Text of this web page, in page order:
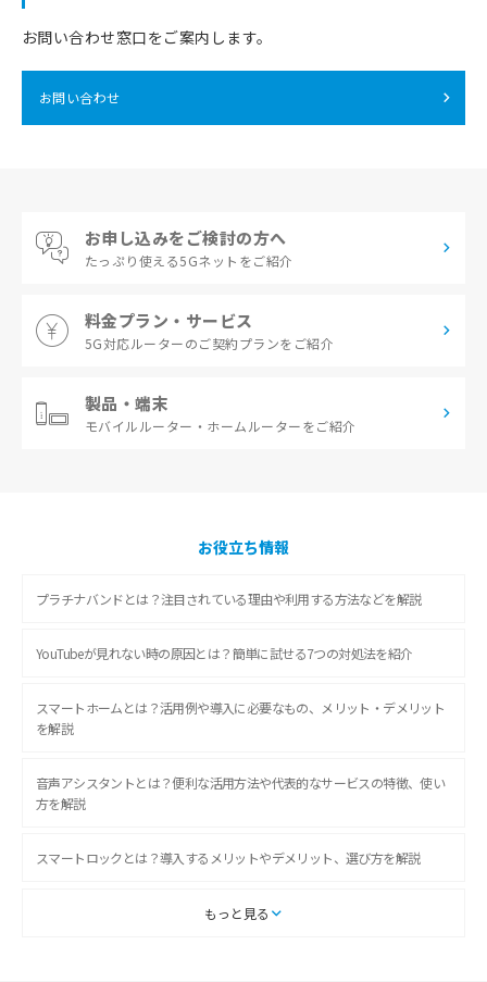
お問い合わせ窓口をご案内します。
お問い合わせ
お申し込みをご検討の方へ
たっぷり使える5Gネットをご紹介
料金プラン・サービス
5G対応ルーターのご契約プランをご紹介
製品・端末
モバイルルーター・ ホームルーターをご紹介
お役立ち情報
プラチナバンドとは？注目されている理由や利用する方法などを解説
YouTubeが見れない時の原因とは？簡単に試せる7つの対処法を紹介
スマートホームとは？活用例や導入に必要なもの、メリット・デメリット
を解説
音声アシスタントとは？便利な活用方法や代表的なサービスの特徴、使い
方を解説
スマートロックとは？導入するメリットやデメリット、選び方を解説
スマートテレビとは？特徴や選び方、使い方をわかりやすく解説
もっと見る